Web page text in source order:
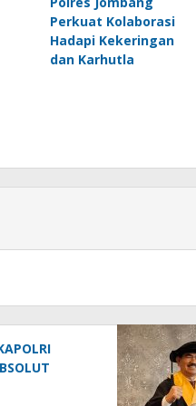
Perkuat Kolaborasi
Hadapi Kekeringan
dan Karhutla